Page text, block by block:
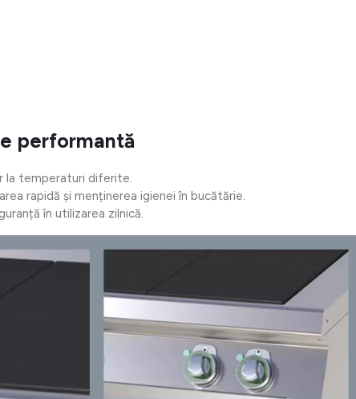
performantă
la temperaturi diferite.
rapidă și menținerea igienei în bucătărie.
în utilizarea zilnică.